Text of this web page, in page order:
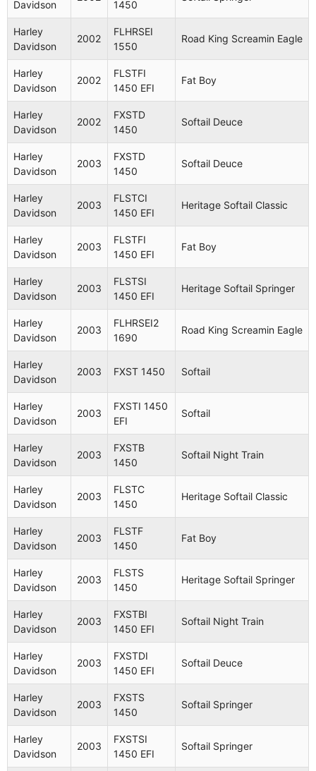
Davidson 1450
Harley
Davidson
2002
FLHRSEI
1550
Road King Screamin Eagle
Harley
Davidson
2002
FLSTFI
1450 EFI
Fat Boy
Harley
Davidson
2002
FXSTD
1450
Softail Deuce
Harley
Davidson
2003
FXSTD
1450
Softail Deuce
Harley
Davidson
2003
FLSTCI
1450 EFI
Heritage Softail Classic
Harley
Davidson
2003
FLSTFI
1450 EFI
Fat Boy
Harley
Davidson
2003
FLSTSI
1450 EFI
Heritage Softail Springer
Harley
Davidson
2003
FLHRSEI2
1690
Road King Screamin Eagle
Harley
Davidson
2003 FXST 1450 Softail
Harley
Davidson
2003
FXSTI 1450
EFI
Softail
Harley
Davidson
2003
FXSTB
1450
Softail Night Train
Harley
Davidson
2003
FLSTC
1450
Heritage Softail Classic
Harley
Davidson
2003
FLSTF
1450
Fat Boy
Harley
Davidson
2003
FLSTS
1450
Heritage Softail Springer
Harley
Davidson
2003
FXSTBI
1450 EFI
Softail Night Train
Harley
Davidson
2003
FXSTDI
1450 EFI
Softail Deuce
Harley
Davidson
2003
FXSTS
1450
Softail Springer
Harley
Davidson
2003
FXSTSI
1450 EFI
Softail Springer